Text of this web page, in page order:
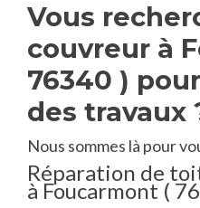
Vous
couvreur à
76340 )
des travaux
Nous sommes là pour
Réparation de
à Foucarmont (